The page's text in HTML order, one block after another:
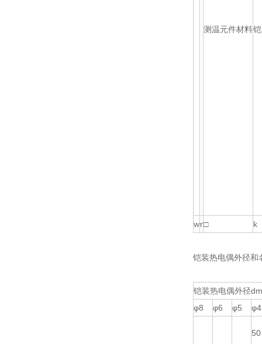
测温元件材料
wr□ k
铠装热电偶外径和
铠装热电偶外径
φ8
φ6 φ5 φ4
50